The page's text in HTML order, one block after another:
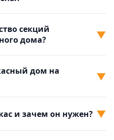
секций
дома?
▼
дом на
▼
и зачем он нужен? ▼